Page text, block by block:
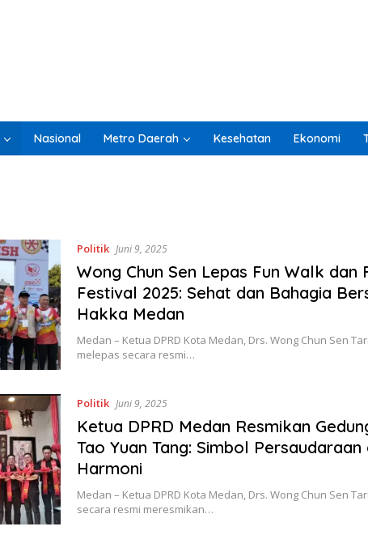
Nasional Metro Daerah Kesehatan Ekonomi
Politik Juni 9, 2025
Wong Chun Sen Lepas Fun Walk dan
Festival 2025: Sehat dan Bahagia
Hakka Medan
Medan – Ketua DPRD Kota Medan, Drs. Wong Chun Sen
melepas secara resmi…
Politik Juni 9, 2025
Ketua DPRD Medan Resmikan
Tao Yuan Tang: Simbol Persaudaraan
Harmoni
Medan – Ketua DPRD Kota Medan, Drs. Wong Chun Sen
secara resmi meresmikan…